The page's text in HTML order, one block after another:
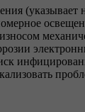
(указывает